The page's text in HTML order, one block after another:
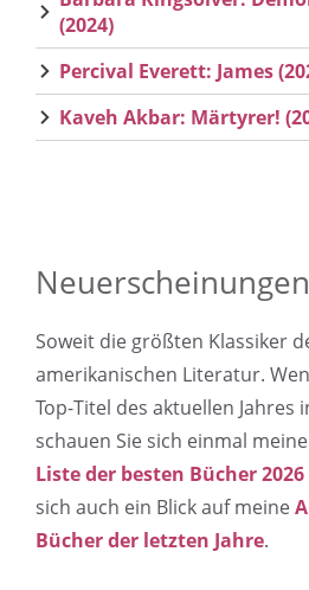
(2024)
Percival Everett: James
Kaveh Akbar: Märtyrer!
Soweit die größten Klassiker
amerikanischen Literatur.
Top-Titel des aktuellen Jahres
schauen Sie sich einmal
Liste der besten Bücher 2026
sich auch ein Blick auf meine
Bücher der letzten Jahre.